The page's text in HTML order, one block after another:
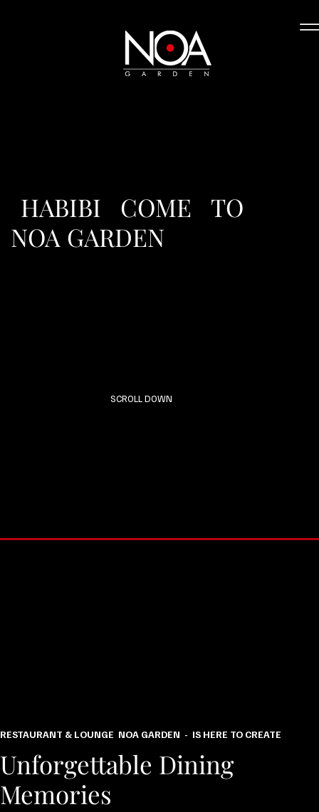
SCROLL DOWN
HABIBI COME TO
NOA GARDEN
RESTAURANT & LOUNGE NOA GARDEN - IS HERE TO CREATE
Unforgettable Dining
Memories